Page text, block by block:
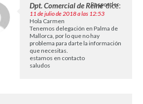
Dpt. Comercial de Reine dice:
11 de julio de 2018 a las 12:53
Hola Carmen
Tenemos delegación en Palma de
Mallorca, por lo que no hay
problema para darte la información
que necesitas.
estamos en contacto
saludos
Responder